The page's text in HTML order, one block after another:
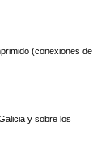
(conexiones de
y sobre los